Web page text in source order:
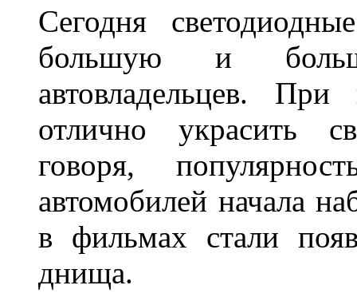
Сегодня
большую и
автовладельцев.
отлично украсить
говоря,
автомобилей начала
в фильмах стали
днища.